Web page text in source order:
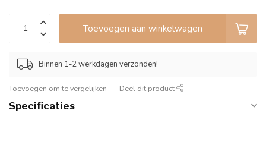
Toevoegen aan winkelwagen
Binnen 1-2 werkdagen verzonden!
Toevoegen om te vergelijken Deel dit product
Specificaties